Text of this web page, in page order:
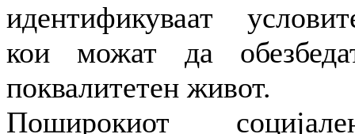
идентификуваат
кои можат да
поквалитетен живот.
Поширокиот